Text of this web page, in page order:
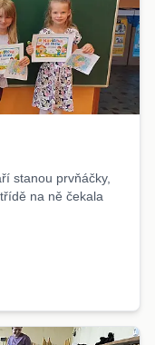
stanou prvňáčky,
na ně čekala